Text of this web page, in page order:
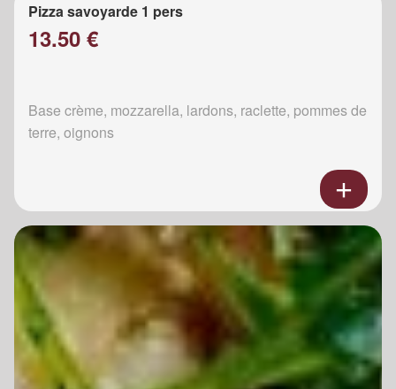
Pizza savoyarde 1 pers
13.50 €
Base crème, mozzarella, lardons, raclette, pommes de
terre, oignons